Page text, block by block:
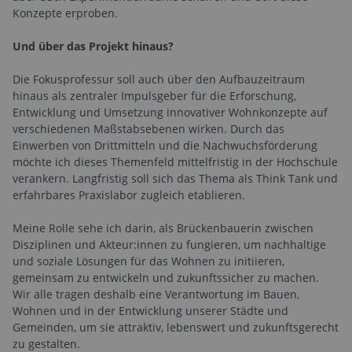
Konzepte erproben.
Und über das Projekt hinaus?
Die Fokusprofessur soll auch über den Aufbauzeitraum
hinaus als zentraler Impulsgeber für die Erforschung,
Entwicklung und Umsetzung innovativer Wohnkonzepte auf
verschiedenen Maßstabsebenen wirken. Durch das
Einwerben von Drittmitteln und die Nachwuchsförderung
möchte ich dieses Themenfeld mittelfristig in der Hochschule
verankern. Langfristig soll sich das Thema als Think Tank und
erfahrbares Praxislabor zugleich etablieren.
Meine Rolle sehe ich darin, als Brückenbauerin zwischen
Disziplinen und Akteur:innen zu fungieren, um nachhaltige
und soziale Lösungen für das Wohnen zu initiieren,
gemeinsam zu entwickeln und zukunftssicher zu machen.
Wir alle tragen deshalb eine Verantwortung im Bauen,
Wohnen und in der Entwicklung unserer Städte und
Gemeinden, um sie attraktiv, lebenswert und zukunftsgerecht
zu gestalten.